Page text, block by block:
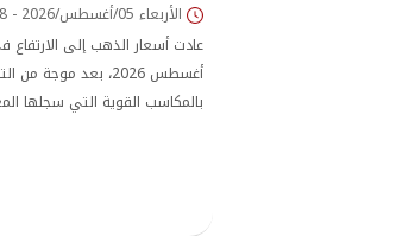
الأربعاء 05/أغسطس/2026 - 06:38 م
أغسطس 2026، بعد
بالمكاسب القوية التي سجلها